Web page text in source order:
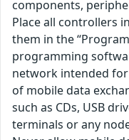
components,
Place all controllers
them in the
programming
network intended
of mobile data
such as CDs, USB
terminals or any